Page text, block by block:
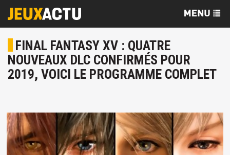
FINAL FANTASY XV : QUATRE
NOUVEAUX DLC CONFIRMÉS POUR
2019, VOICI LE PROGRAMME COMPLET